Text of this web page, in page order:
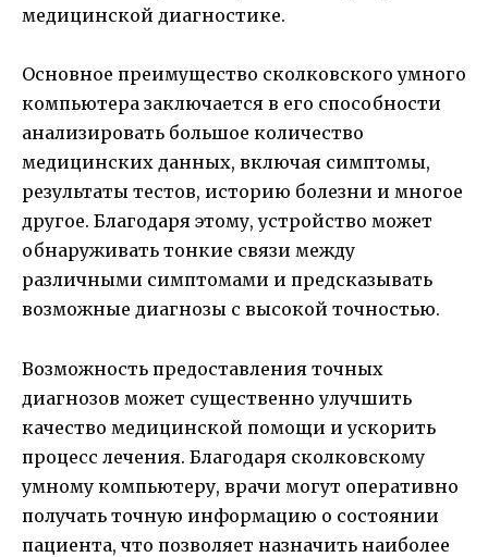
медицинской диагностике.
Основное преимущество сколковского умного
компьютера заключается в его способности
анализировать большое количество
медицинских данных, включая симптомы,
результаты тестов, историю болезни и многое
другое. Благодаря этому, устройство может
обнаруживать тонкие связи между
различными симптомами и предсказывать
возможные диагнозы с высокой точностью.
Возможность предоставления точных
диагнозов может существенно улучшить
качество медицинской помощи и ускорить
процесс лечения. Благодаря сколковскому
умному компьютеру, врачи могут оперативно
получать точную информацию о состоянии
пациента, что позволяет назначить наиболее